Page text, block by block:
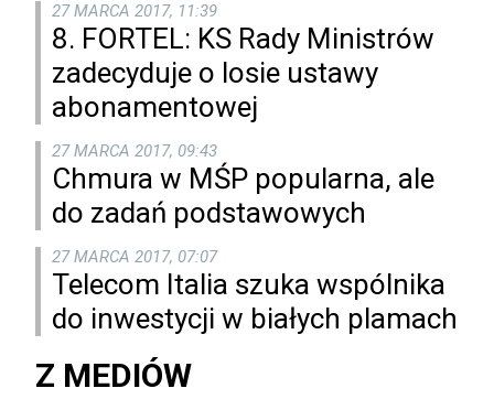
27 MARCA 2017, 11:39
8. FORTEL: KS Rady Ministrów
zadecyduje o losie ustawy
abonamentowej
27 MARCA 2017, 09:43
Chmura w MŚP popularna, ale
do zadań podstawowych
27 MARCA 2017, 07:07
Telecom Italia szuka wspólnika
do inwestycji w białych plamach
Z MEDIÓW